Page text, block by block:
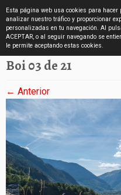
Saltar
al
contenido
Inicio » Boi en imágenes » Boi 03 de
Boi 03 de 21
← Anterior
Esta página web usa cookies para hacer
analizar nuestro tráfico y proporcionar
personalizadas en tu navegación. Al
ACEPTAR, o al seguir navegando se
le permite aceptando estas cookies.